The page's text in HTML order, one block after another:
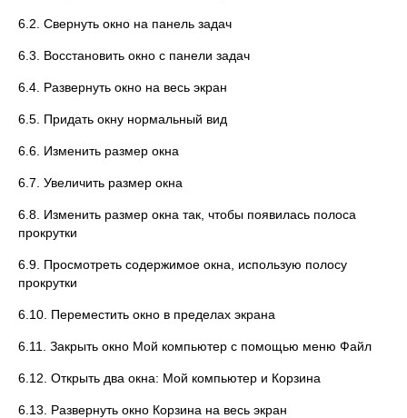
6.2. Свернуть окно на панель задач
6.3. Восстановить окно с панели задач
6.4. Развернуть окно на весь экран
6.5. Придать окну нормальный вид
6.6. Изменить размер окна
6.7. Увеличить размер окна
6.8. Изменить размер окна так, чтобы появилась полоса
прокрутки
6.9. Просмотреть содержимое окна, использую полосу
прокрутки
6.10. Переместить окно в пределах экрана
6.11. Закрыть окно Мой компьютер с помощью меню Файл
6.12. Открыть два окна: Мой компьютер и Корзина
6.13. Развернуть окно Корзина на весь экран